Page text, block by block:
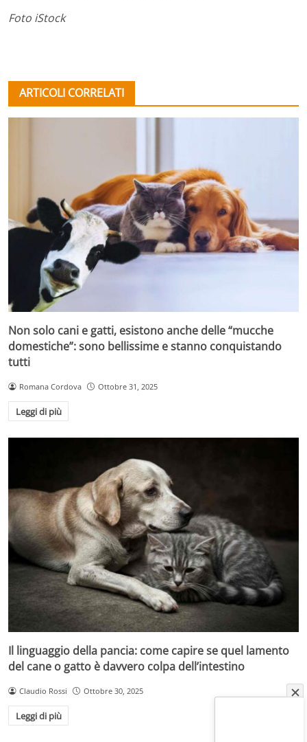
Foto iStock
ARTICOLI CORRELATI
Non solo cani e gatti, esistono anche delle “mucche
domestiche”: sono bellissime e stanno conquistando
tutti
Romana Cordova Ottobre 31, 2025
Leggi di più
Il linguaggio della pancia: come capire se quel lamento
del cane o gatto è davvero colpa dell’intestino
Claudio Rossi Ottobre 30, 2025
Leggi di più